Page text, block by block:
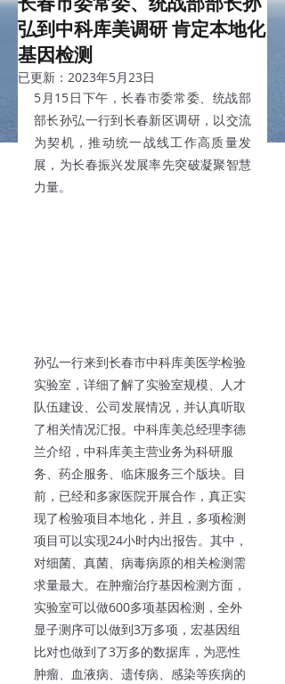
弘到中科库美调研 肯定本地化
基因检测
已更新： 2023年5月23日
5月15日下午，长春市委常委、统战部
部长孙弘一行到长春新区调研，以交流
为契机，推动统一战线工作高质量发
展，为长春振兴发展率先突破凝聚智慧
力量。
孙弘一行来到长春市中科库美医学检验
实验室，详细了解了实验室规模、人才
队伍建设、公司发展情况，并认真听取
了相关情况汇报。中科库美总经理李德
兰介绍，中科库美主营业务为科研服
务、药企服务、临床服务三个版块。目
前，已经和多家医院开展合作，真正实
现了检验项目本地化，并且，多项检测
项目可以实现24小时内出报告。其中，
对细菌、真菌、病毒病原的相关检测需
求量最大。在肿瘤治疗基因检测方面，
实验室可以做600多项基因检测，全外
显子测序可以做到3万多项，宏基因组
比对也做到了3万多的数据库，为恶性
肿瘤、血液病、遗传病、感染等疾病的